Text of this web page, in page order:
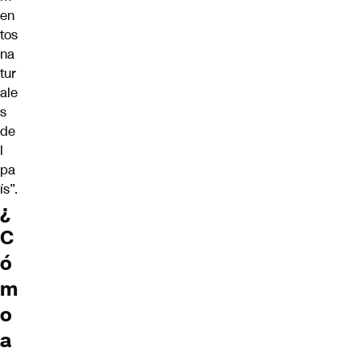
en
tos
na
tur
ale
s
de
l
pa
ís”.
¿
C
ó
m
o
a